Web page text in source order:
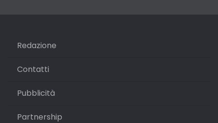
Redazione
Contatti
Pubblicità
Partnership